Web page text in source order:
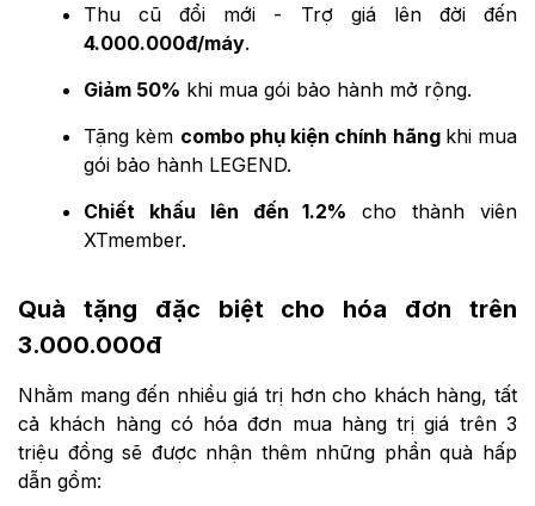
Thu cũ đổi mới - Trợ giá lên đời đến
4.000.000đ/máy.
Giảm 50% khi mua gói bảo hành mở rộng.
Tặng kèm combo phụ kiện chính hãng khi mua
gói bảo hành LEGEND.
Chiết khấu lên đến 1.2% cho thành viên
XTmember.
Quà tặng đặc biệt cho hóa đơn trên
3.000.000đ
Nhằm mang đến nhiều giá trị hơn cho khách hàng, tất
cả khách hàng có hóa đơn mua hàng trị giá trên 3
triệu đồng sẽ được nhận thêm những phần quà hấp
dẫn gồm: